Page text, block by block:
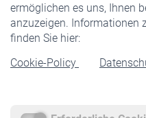
ermöglichen es uns, Ihnen
anzuzeigen. Informationen
finden Sie hier:
Cookie-Policy
Rentner
Rentenbeginn
Rente beantragen